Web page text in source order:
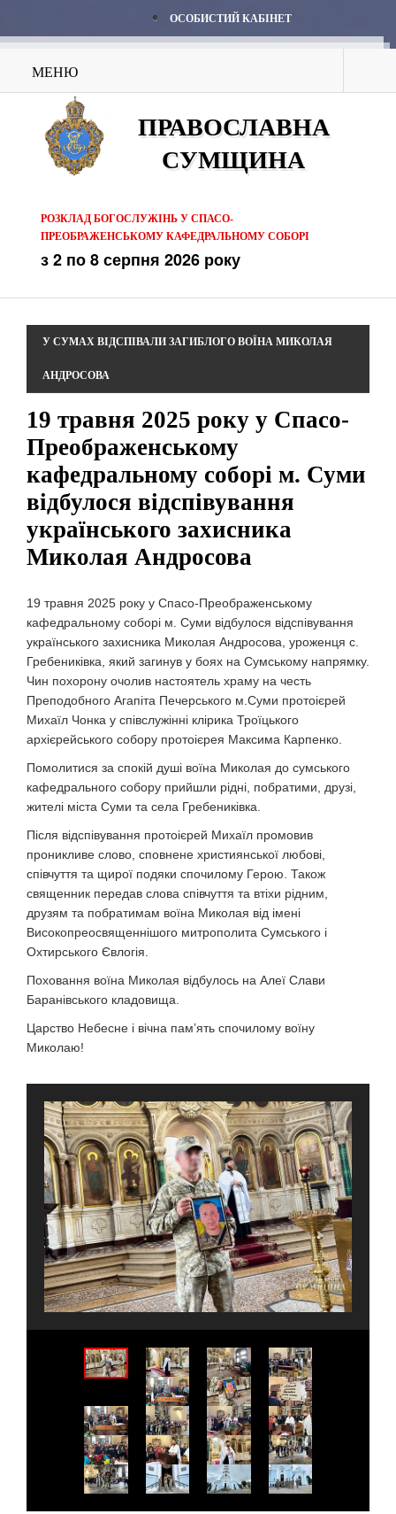
ОСОБИСТИЙ КАБІНЕТ
МЕНЮ
ПРАВОСЛАВНА
СУМЩИНА
РОЗКЛАД БОГОСЛУЖІНЬ У СПАСО-
ПРЕОБРАЖЕНСЬКОМУ КАФЕДРАЛЬНОМУ СОБОРІ
з 2 по 8 серпня 2026 року
У СУМАХ ВІДСПІВАЛИ ЗАГИБЛОГО ВОЇНА МИКОЛАЯ
АНДРОСОВА
19 травня 2025 року у Спасо-
Преображенському
кафедральному соборі м. Суми
відбулося відспівування
українського захисника
Миколая Андросова
19 травня 2025 року у Спасо-Преображенському
кафедральному соборі м. Суми відбулося відспівування
українського захисника Миколая Андросова, уроженця с.
Гребениківка, який загинув у боях на Сумському напрямку.
Чин похорону очолив настоятель храму на честь
Преподобного Агапіта Печерського м.Суми протоієрей
Михаїл Чонка у співслужінні клірика Троїцького
архієрейського собору протоієрея Максима Карпенко.
Помолитися за спокій душі воїна Миколая до сумського
кафедрального собору прийшли рідні, побратими, друзі,
жителі міста Суми та села Гребениківка.
Після відспівування протоієрей Михаїл промовив
проникливе слово, сповнене християнської любові,
співчуття та щирої подяки спочилому Герою. Також
священник передав слова співчуття та втіхи рідним,
друзям та побратимам воїна Миколая від імені
Високопреосвященнішого митрополита Сумського і
Охтирського Євлогія.
Поховання воїна Миколая відбулось на Алеї Слави
Баранівського кладовища.
Царство Небесне і вічна пам’ять спочилому воїну
Миколаю!